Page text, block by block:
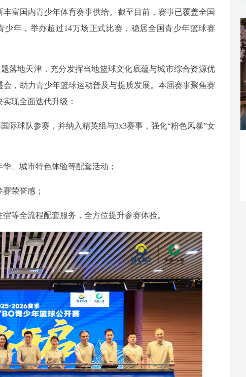
富国内青少年体育赛事供给。截至目前，赛事已覆盖全国
少年，举办超过14万场正式比赛，稳居全国青少年篮球赛
落地天津，充分发挥当地篮球文化底蕴与城市综合资源优
，助力青少年篮球运动普及与提质发展。本届赛事聚焦赛
现全面迭代升级：
际球队参赛，并纳入精英组与3x3赛事，强化“粉色风暴”女
、城市特色体验等配套活动；
荣誉感；
等全流程配套服务，全方位提升参赛体验。